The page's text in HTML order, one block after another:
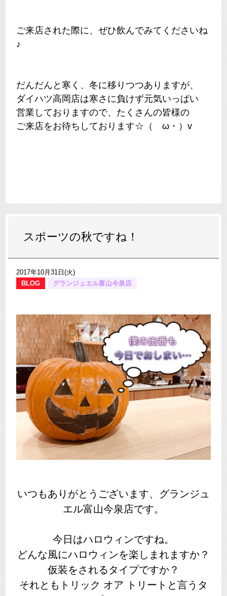
ご来店された際に、ぜひ飲んでみてくださいね
♪
だんだんと寒く、冬に移りつつありますが、
ダイハツ高岡店は寒さに負けず元気いっぱい
営業しておりますので、たくさんの皆様の
ご来店をお待ちしております☆（ゝω・）v
スポーツの秋ですね！
2017年10月31日(火)
BLOG
グランジュエル富山今泉店
いつもありがとうございます、グランジュ
エル富山今泉店です。
今日はハロウィンですね。
どんな風にハロウィンを楽しまれますか？
仮装をされるタイプですか？
それともトリック オア トリートと言うタ